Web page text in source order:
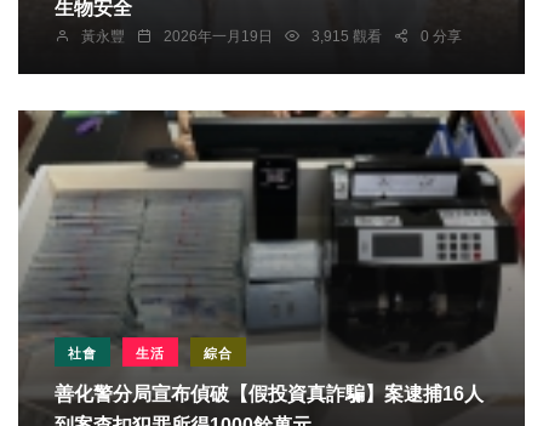
生物安全
黃永豐 2026年一月19日 3,915 觀看 0 分享
社會 生活 綜合
善化警分局宣布偵破【假投資真詐騙】案逮捕16人